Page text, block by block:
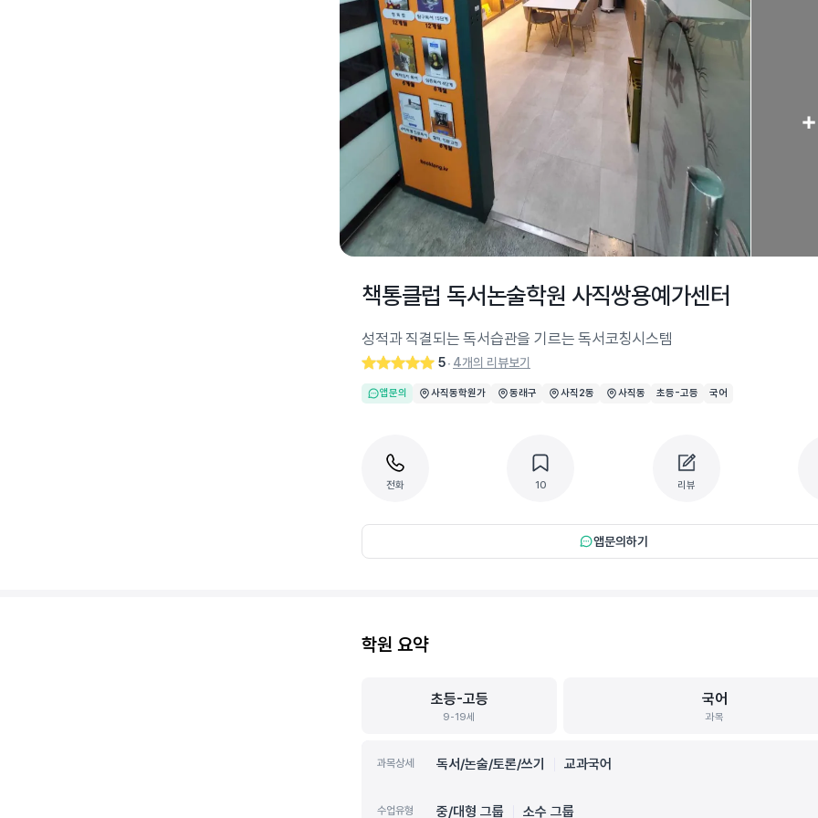
책통클럽 독서논술학원 사직쌍용예가센터
성적과 직결되는 독서습관을 기르는 독서코칭시스템
5‧ 4개의 리뷰보기
앱문의 사직동학원가 동래구 사직2동 사직동 초등-고등 국어
전화 10 리뷰
앱문의하기
학원 요약
초등-고등
9-19세
국어
과목
과목상세 독서/논술/토론/쓰기 교과국어
수업유형 중/대형 그룹 소수 그룹